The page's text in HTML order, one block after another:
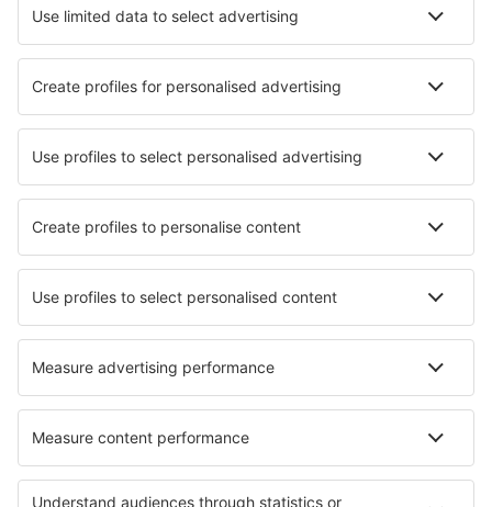
Hotely ve Veroně Hotely in Follonica Hotely v Cagliari
Hotely in Amalfi
Nejlepší hotely - města
Hotely in Saucelle Hotely in Bexbach
Hotely in Danville Hotely in Pärispea
Hotely in Dison Hotely Chirivel Hotely in Mali Zvornik
Hotely in Brynsiencyn
Nejlepší hotely - regiony
Hotely in Friuli-Venezia Giulia
Hotely ve Val di Fassa Hotely v Cinque Terre